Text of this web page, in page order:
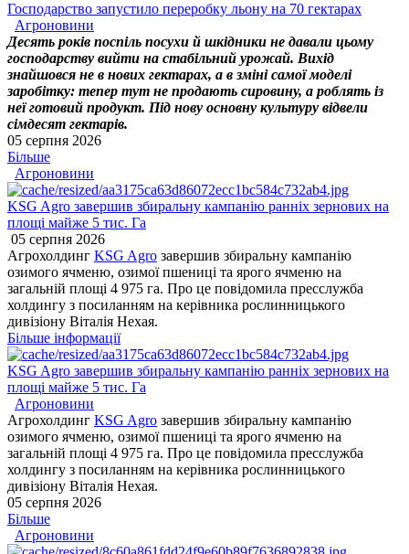
Господарство запустило переробку льону на 70 гектарах
Агроновини
Десять років поспіль посухи й шкідники не давали цьому
господарству вийти на стабільний урожай. Вихід
знайшовся не в нових гектарах, а в зміні самої моделі
заробітку: тепер тут не продають сировину, а роблять із
неї готовий продукт. Під нову основну культуру відвели
сімдесят гектарів.
05 серпня 2026
Більше
Агроновини
KSG Agro завершив збиральну кампанію ранніх зернових на
площі майже 5 тис. Га
05 серпня 2026
Агрохолдинг KSG Agro завершив збиральну кампанію
озимого ячменю, озимої пшениці та ярого ячменю на
загальній площі 4 975 га. Про це повідомила пресслужба
холдингу з посиланням на керівника рослинницького
дивізіону Віталія Нехая.
Більше інформації
KSG Agro завершив збиральну кампанію ранніх зернових на
площі майже 5 тис. Га
Агроновини
Агрохолдинг KSG Agro завершив збиральну кампанію
озимого ячменю, озимої пшениці та ярого ячменю на
загальній площі 4 975 га. Про це повідомила пресслужба
холдингу з посиланням на керівника рослинницького
дивізіону Віталія Нехая.
05 серпня 2026
Більше
Агроновини